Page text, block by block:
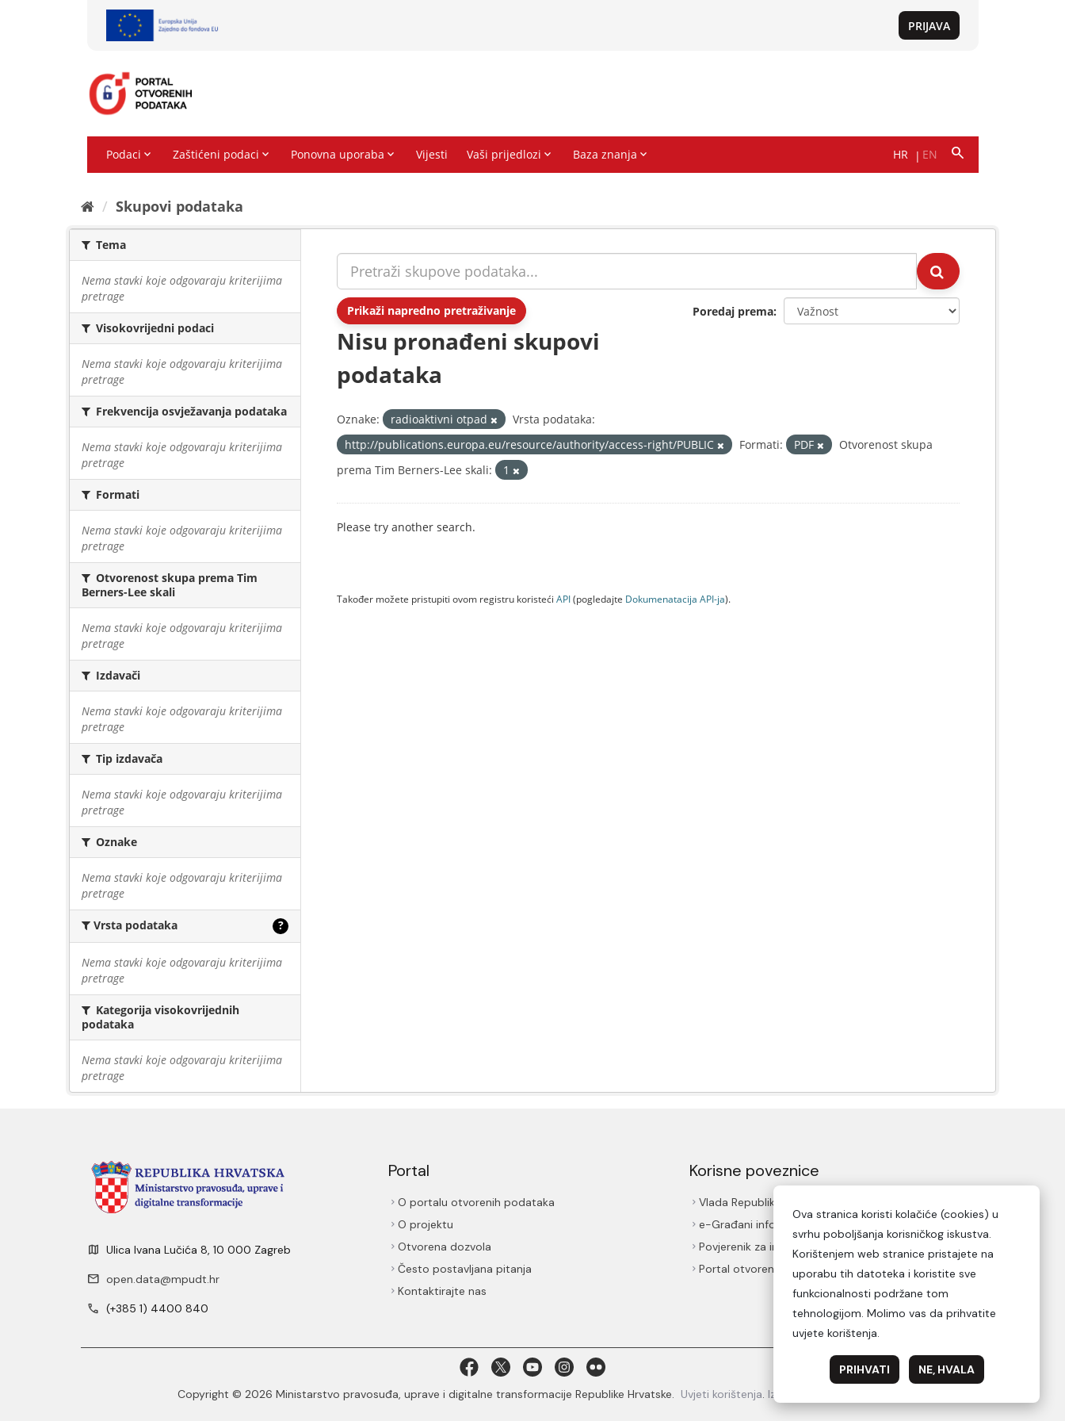
Skupovi podаtаkа
Tema
Nema stavki koje odgovaraju kriterijima
pretrage
Visokovrijedni podaci
Nema stavki koje odgovaraju kriterijima
pretrage
Frekvencija osvježavanja podataka
Nema stavki koje odgovaraju kriterijima
pretrage
Formati
Nema stavki koje odgovaraju kriterijima
pretrage
Otvorenost skupa prema Tim
Berners-Lee skali
Nema stavki koje odgovaraju kriterijima
pretrage
Izdavači
Nema stavki koje odgovaraju kriterijima
pretrage
Tip izdavača
Nema stavki koje odgovaraju kriterijima
pretrage
Oznake
Nema stavki koje odgovaraju kriterijima
pretrage
Vrsta podataka ?
Nema stavki koje odgovaraju kriterijima
pretrage
Kategorija visokovrijednih
podataka
Nema stavki koje odgovaraju kriterijima
pretrage
Prikaži napredno pretraživanje Poredaj prema
Nisu pronađeni skupovi
podataka
Oznake: radioaktivni otpad
Vrsta podataka:
http://publications.europa.eu/resource/authority/access-right/PUBLIC
Formati: PDF
Otvorenost skupa
prema Tim Berners-Lee skali:
1
Please try another search.
Također možete pristupiti ovom registru koristeći API(pogledajte Dokumenаtаcijа API-jа).